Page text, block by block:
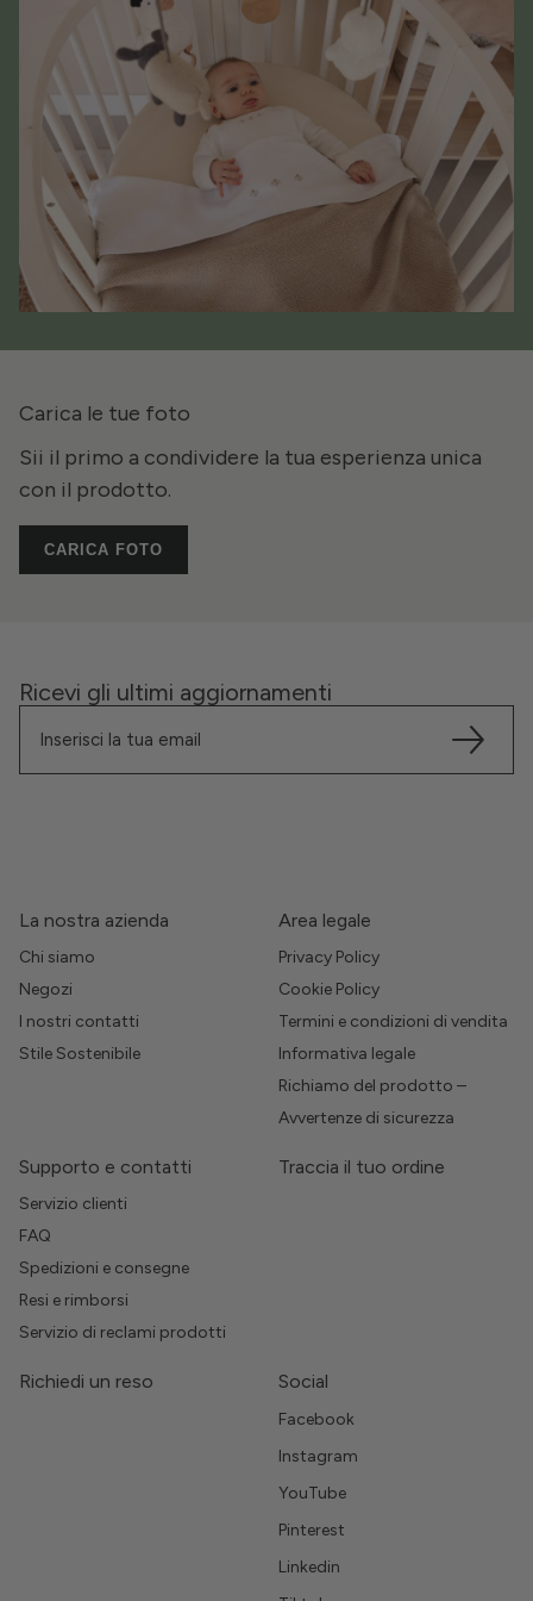
Carica le tue foto
Sii il primo a condividere la tua esperienza unica
con il prodotto.
CARICA FOTO
Ricevi gli ultimi aggiornamenti
La nostra azienda
Chi siamo
Negozi
I nostri contatti
Stile Sostenibile
Area legale
Privacy Policy
Cookie Policy
Termini e condizioni di vendita
Informativa legale
Richiamo del prodotto –
Avvertenze di sicurezza
Supporto e contatti
Servizio clienti
FAQ
Spedizioni e consegne
Resi e rimborsi
Servizio di reclami prodotti
Traccia il tuo ordine
Richiedi un reso Social
Facebook
Instagram
YouTube
Pinterest
Linkedin